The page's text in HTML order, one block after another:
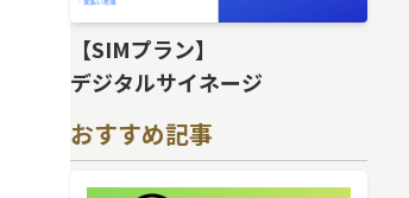
【SIMプラン】
デジタルサイネージ
おすすめ記事